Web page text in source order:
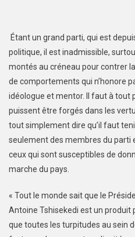
Étant un grand parti, qui est
politique, il est inadmissible,
montés au créneau pour contrer
de comportements qui n’honore
idéologue et mentor. Il faut à tout
puissent être forgés dans les
tout simplement dire qu’il faut
seulement des membres du parti
ceux qui sont susceptibles de
marche du pays.
« Tout le monde sait que le
Antoine Tshisekedi est un produit
que toutes les turpitudes au sein